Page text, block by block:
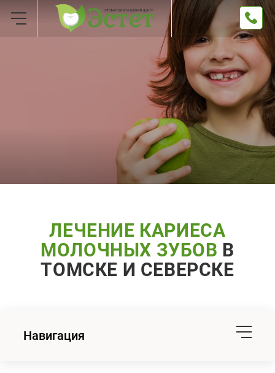
ЛЕЧЕНИЕ КАРИЕСА
МОЛОЧНЫХ ЗУБОВ В
ТОМСКЕ И СЕВЕРСКЕ
Навигация